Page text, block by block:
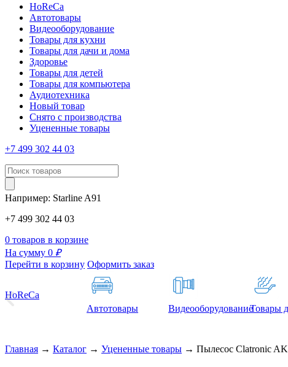
HoReCa
Автотовары
Видеооборудование
Товары для кухни
Товары для дачи и дома
Здоровье
Товары для детей
Товары для компьютера
Аудиотехника
Новый товар
Снято с производства
Уцененные товары
+7 499 302 44 03
Например: Starline A91
+7 499 302 44 03
0 товаров в корзине
На сумму 0 ₽
Перейти в корзину Оформить заказ
HoReCa
Автотовары
ВидеооборудованиеТовары
Главная → Каталог → Уцененные товары → Пылесос Clatronic